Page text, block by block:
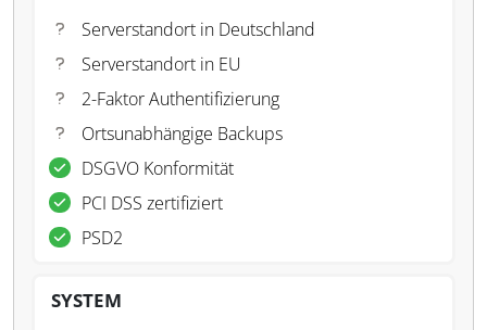
Serverstandort in Deutschland
Serverstandort in EU
2-Faktor Authentifizierung
Ortsunabhängige Backups
DSGVO Konformität
PCI DSS zertifiziert
PSD2
SYSTEM